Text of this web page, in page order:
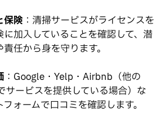
保険 ：清掃サービスがライセンスを
に加入していることを確認して、潜
任から身を守ります。
：Google・Yelp・Airbnb（他の
ービスを提供している場合）な
ォームで口コミを確認します。